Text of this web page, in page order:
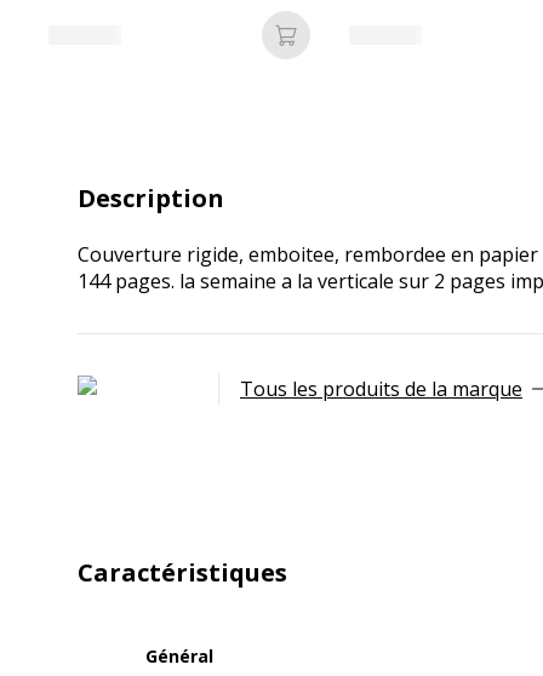
Ajouter au panier
Description
Couverture rigide, emboitee, rembordee en
144 pages. la semaine a la verticale sur 2 pages
Tous les produits de la marque
Caractéristiques
Général